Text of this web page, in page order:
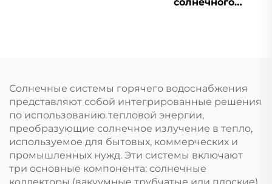
одинарные
солнечные трубы
Гофрированная вода
напряжение 180-264В
переменного тока,
частота 50/60Гц,
защита IP43 от влаги,
UL94 V-0
Солнечные системы горячего водоснабжения
представляют собой интегрированные решения
по использованию тепловой энергии,
преобразующие солнечное излучение в тепло,
используемое для бытовых, коммерческих и
промышленных нужд. Эти системы включают
три основные компонента: солнечные